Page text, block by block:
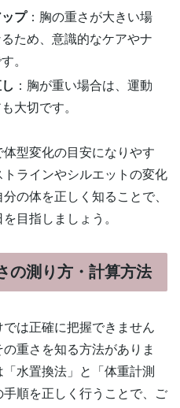
プ：胸の重さが大きい場
ため、意識的なケアやナ
。
：胸が重い場合は、運動
大切です。
型変化の目安になりやす
ラインやシルエットの変化
の体を正しく知ることで、
目指しましょう。
の測り方・計算方法
は正確に把握できません
重さを知る方法がありま
水置換法」と「体重計測
順を正しく行うことで、ご